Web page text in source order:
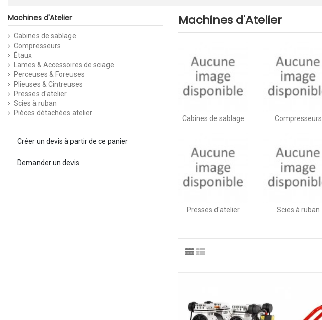
Machines d'Atelier
Cabines de sablage Compresseurs
Presses d'atelier Scies à ruban
Machines d'Atelier
Cabines de sablage
Compresseurs
Étaux
Lames & Accessoires de sciage
Perceuses & Foreuses
Plieuses & Cintreuses
Presses d'atelier
Scies à ruban
Pièces détachées atelier
Créer un devis à partir de ce panier
Demander un devis